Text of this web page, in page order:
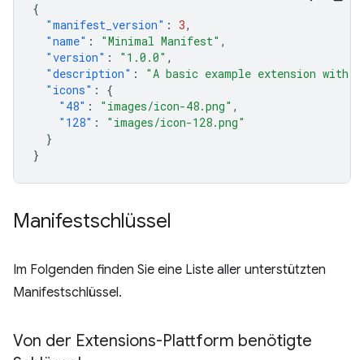
{
"manifest_version" : 3,
"name" : "Minimal Manifest" ,
"version" : "1.0.0" ,
"description" :
"A basic example extension with
"icons" :
{
"48" : "images/icon-48.png" ,
"128" :
"images/icon-128.png"
}
}
Manifestschlüssel
Im Folgenden finden Sie eine Liste aller unterstützten
Manifestschlüssel.
Von der Extensions-Plattform benötigte